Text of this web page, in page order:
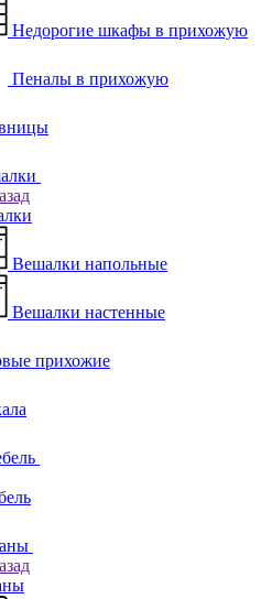
Недорогие шкафы в прихожую
Пеналы в прихожую
Вешалки напольные
Вешалки настенные
прихожие